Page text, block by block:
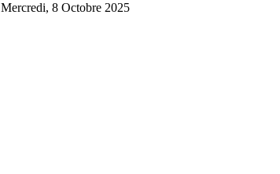
Mercredi, 8 Octobre 2025